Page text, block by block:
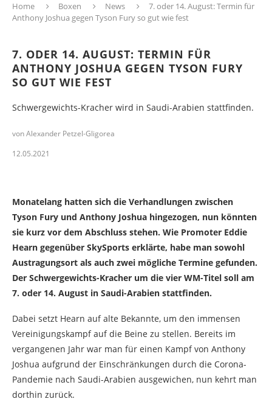
Home Boxen News
7. oder 14. August: Termin für
Anthony Joshua gegen Tyson Fury so gut wie fest
7. ODER 14. AUGUST: TERMIN FÜR
ANTHONY JOSHUA GEGEN TYSON FURY
SO GUT WIE FEST
Schwergewichts-Kracher wird in Saudi-Arabien stattfinden.
von Alexander Petzel-Gligorea
12.05.2021
Monatelang hatten sich die Verhandlungen zwischen
Tyson Fury und Anthony Joshua hingezogen, nun könnten
sie kurz vor dem Abschluss stehen. Wie Promoter Eddie
Hearn gegenüber SkySports erklärte, habe man sowohl
Austragungsort als auch zwei mögliche Termine gefunden.
Der Schwergewichts-Kracher um die vier WM-Titel soll am
7. oder 14. August in Saudi-Arabien stattfinden.
Dabei setzt Hearn auf alte Bekannte, um den immensen
Vereinigungskampf auf die Beine zu stellen. Bereits im
vergangenen Jahr war man für einen Kampf von Anthony
Joshua aufgrund der Einschränkungen durch die Corona-
Pandemie nach Saudi-Arabien ausgewichen, nun kehrt man
dorthin zurück.